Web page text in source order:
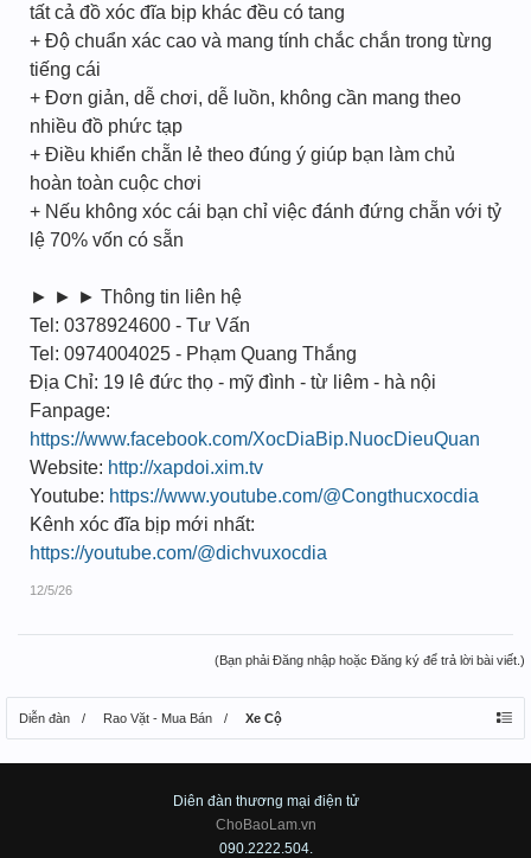
tất cả đồ xóc đĩa bịp khác đều có tang
+ Độ chuẩn xác cao và mang tính chắc chắn trong từng
tiếng cái
+ Đơn giản, dễ chơi, dễ luồn, không cần mang theo
nhiều đồ phức tạp
+ Điều khiển chẵn lẻ theo đúng ý giúp bạn làm chủ
hoàn toàn cuộc chơi
+ Nếu không xóc cái bạn chỉ việc đánh đứng chẵn với tỷ
lệ 70% vốn có sẵn
► ► ► Thông tin liên hệ
Tel: 0378924600 - Tư Vấn
Tel: 0974004025 - Phạm Quang Thắng
Địa Chỉ: 19 lê đức thọ - mỹ đình - từ liêm - hà nội
Fanpage:
https://www.facebook.com/XocDiaBip.NuocDieuQuan
Website: http://xapdoi.xim.tv
Youtube: https://www.youtube.com/@Congthucxocdia
Kênh xóc đĩa bịp mới nhất:
https://youtube.com/@dichvuxocdia
12/5/26
(Bạn phải Đăng nhập hoặc Đăng ký để trả lời bài viết.)
Diễn đàn Rao Vặt - Mua Bán Xe Cộ
Diên đàn thương mại điện tử
ChoBaoLam.vn
090.2222.504.